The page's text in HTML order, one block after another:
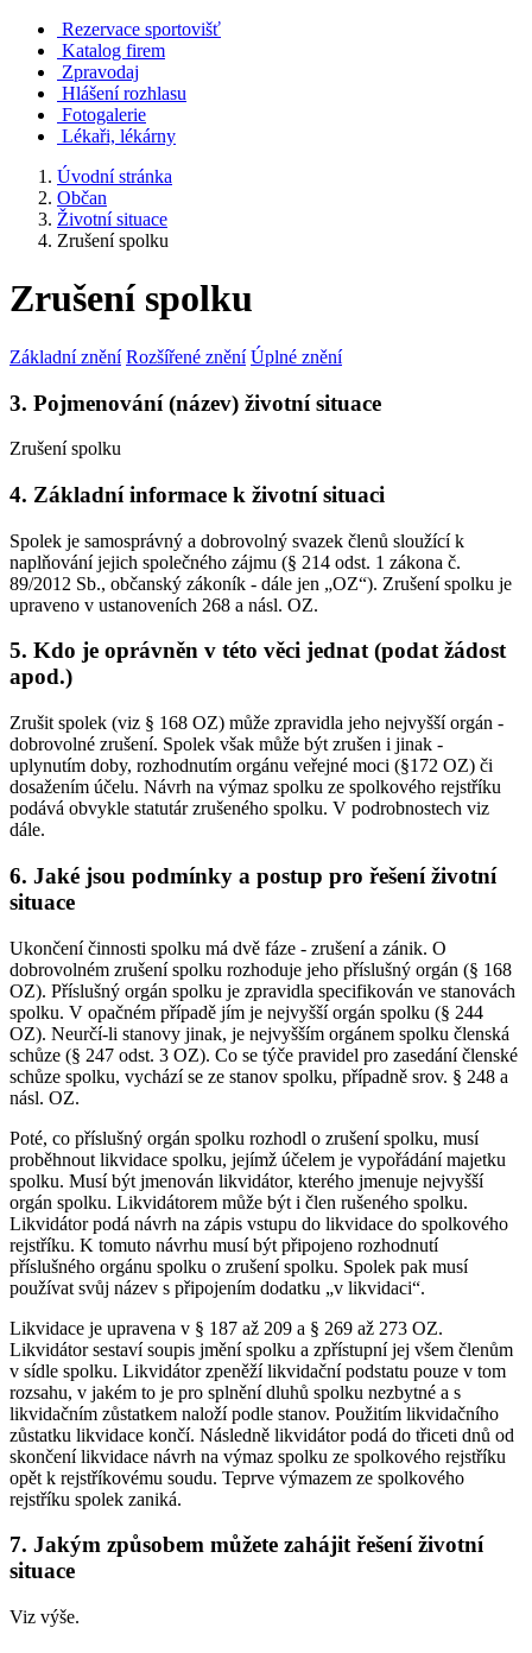
Rezervace sportovišť
Katalog firem
Zpravodaj
Hlášení rozhlasu
Fotogalerie
Lékaři, lékárny
Úvodní stránka
Občan
Životní situace
Zrušení spolku
Zrušení spolku
Základní znění Rozšířené znění Úplné znění
3. Pojmenování (název) životní situace
Zrušení spolku
4. Základní informace k životní situaci
Spolek je samosprávný a dobrovolný svazek členů sloužící k
naplňování jejich společného zájmu (§ 214 odst. 1 zákona č.
89/2012 Sb., občanský zákoník - dále jen „OZ“). Zrušení spolku je
upraveno v ustanoveních 268 a násl. OZ.
5. Kdo je oprávněn v této věci jednat (podat žádost
apod.)
Zrušit spolek (viz § 168 OZ) může zpravidla jeho nejvyšší orgán -
dobrovolné zrušení. Spolek však může být zrušen i jinak -
uplynutím doby, rozhodnutím orgánu veřejné moci (§172 OZ) či
dosažením účelu. Návrh na výmaz spolku ze spolkového rejstříku
podává obvykle statutár zrušeného spolku. V podrobnostech viz
dále.
6. Jaké jsou podmínky a postup pro řešení životní
situace
Ukončení činnosti spolku má dvě fáze - zrušení a zánik. O
dobrovolném zrušení spolku rozhoduje jeho příslušný orgán (§ 168
OZ). Příslušný orgán spolku je zpravidla specifikován ve stanovách
spolku. V opačném případě jím je nejvyšší orgán spolku (§ 244
OZ). Neurčí-li stanovy jinak, je nejvyšším orgánem spolku členská
schůze (§ 247 odst. 3 OZ). Co se týče pravidel pro zasedání členské
schůze spolku, vychází se ze stanov spolku, případně srov. § 248 a
násl. OZ.
Poté, co příslušný orgán spolku rozhodl o zrušení spolku, musí
proběhnout likvidace spolku, jejímž účelem je vypořádání majetku
spolku. Musí být jmenován likvidátor, kterého jmenuje nejvyšší
orgán spolku. Likvidátorem může být i člen rušeného spolku.
Likvidátor podá návrh na zápis vstupu do likvidace do spolkového
rejstříku. K tomuto návrhu musí být připojeno rozhodnutí
příslušného orgánu spolku o zrušení spolku. Spolek pak musí
používat svůj název s připojením dodatku „v likvidaci“.
Likvidace je upravena v § 187 až 209 a § 269 až 273 OZ.
Likvidátor sestaví soupis jmění spolku a zpřístupní jej všem členům
v sídle spolku. Likvidátor zpeněží likvidační podstatu pouze v tom
rozsahu, v jakém to je pro splnění dluhů spolku nezbytné a s
likvidačním zůstatkem naloží podle stanov. Použitím likvidačního
zůstatku likvidace končí. Následně likvidátor podá do třiceti dnů od
skončení likvidace návrh na výmaz spolku ze spolkového rejstříku
opět k rejstříkovému soudu. Teprve výmazem ze spolkového
rejstříku spolek zaniká.
7. Jakým způsobem můžete zahájit řešení životní
situace
Viz výše.